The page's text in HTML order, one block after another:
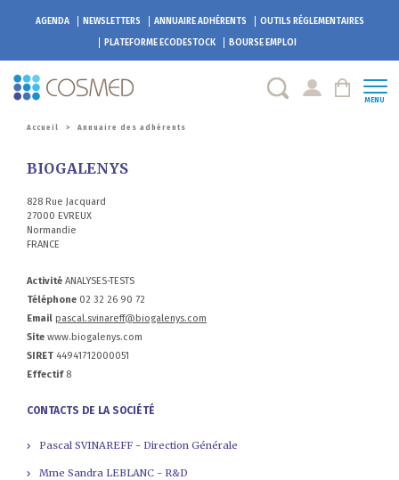
AGENDA NEWSLETTERS ANNUAIRE ADHÉRENTS
OUTILS RÉGLEMENTAIRES
PLATEFORMEECODESTOCK BOURSE EMPLOI
MENU
Accueil > Annuaire des adhérents
BIOGALENYS
828 Rue Jacquard
27000 EVREUX
Normandie
FRANCE
Activité ANALYSES-TESTS
Téléphone 02 32 26 90 72
Email pascal.svinareff@biogalenys.com
Site www.biogalenys.com
SIRET 44941712000051
Effectif8
CONTACTS DE LA SOCIÉTÉ
Pascal SVINAREFF - Direction Générale
Mme Sandra LEBLANC - R&D